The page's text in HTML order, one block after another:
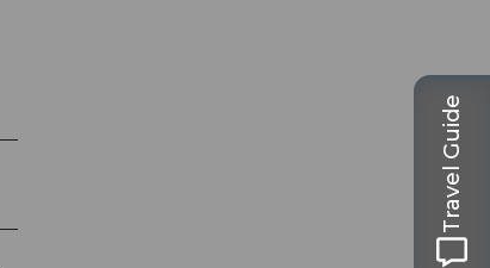
Travel Guide